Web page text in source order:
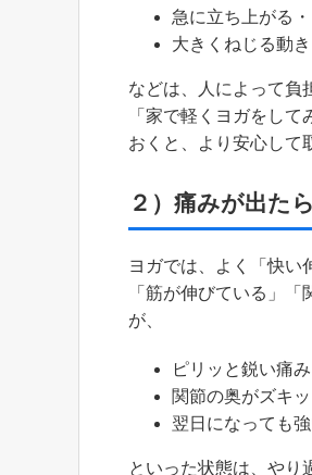
急に立ち上がる
大きくねじる動き
などは、人によって負
「家で軽くヨガをし
おくと、より安心して
２）痛みが出た
ヨガでは、よく「快い
「筋が伸びている」
が、
ピリッと鋭い痛み
関節の奥がズキ
翌日になっても
といった状態は、やり